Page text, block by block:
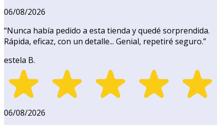
06/08/2026
“Nunca había pedido a esta tienda y quedé sorprendida.
Rápida, eficaz, con un detalle... Genial, repetiré seguro.”
estela B.
06/08/2026